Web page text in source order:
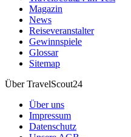
Magazin
News
Reiseveranstalter
Gewinnspiele
Glossar
Sitemap
Über TravelScout24
Über uns
Impressum
Datenschutz